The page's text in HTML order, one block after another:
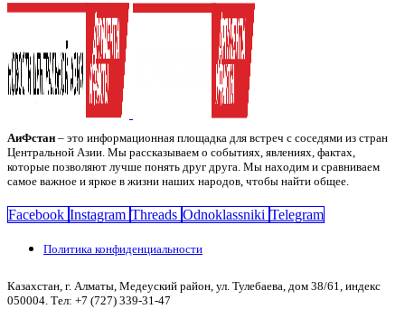
АиФстан – это информационная площадка для встреч с соседями из стран
Центральной Азии. Мы рассказываем о событиях, явлениях, фактах,
которые позволяют лучше понять друг друга. Мы находим и сравниваем
самое важное и яркое в жизни наших народов, чтобы найти общее.
Facebook Instagram Threads Odnoklassniki Telegram
Политика конфиденциальности
Казахстан, г. Алматы, Медеуский район, ул. Тулебаева, дом 38/61, индекс
050004. Тел: +7 (727) 339-31-47